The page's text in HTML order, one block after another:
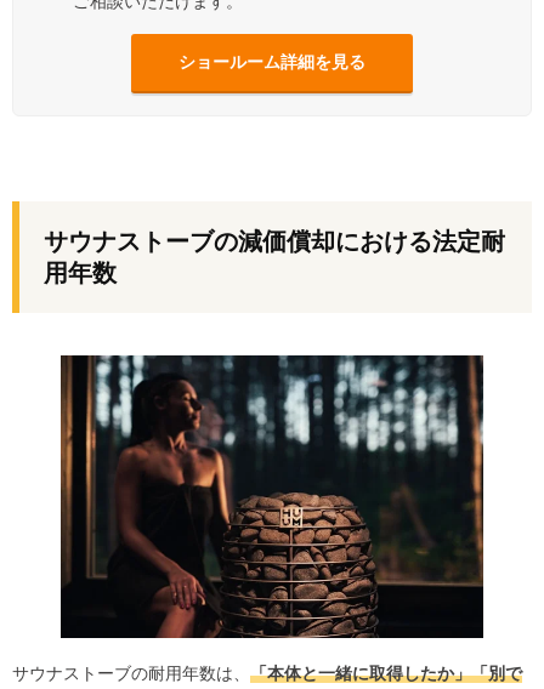
ショールーム詳細を見る
サウナストーブの減価償却における法定耐
用年数
サウナストーブの耐用年数は、 「本体と一緒に取得したか」「別で